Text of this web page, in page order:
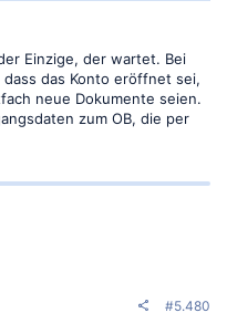
Einzige, der wartet. Bei
dass das Konto eröffnet sei,
neue Dokumente seien.
zum OB, die per
#5.480